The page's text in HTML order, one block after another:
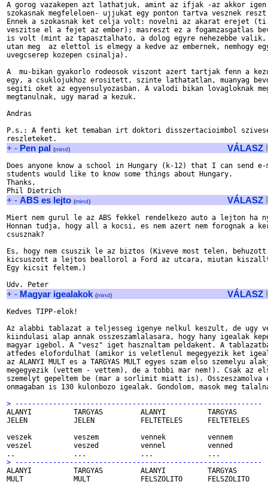
A gorog vazakepen azt lathatjuk, amint az ifjak -az akkor
szokasnak megfeleloen- ujjukat egy ponton tartva vesznek
Ennek a szokasnak ket celja volt: novelni az akarat erejet (ti.
veszitse el a fejet az ember); masreszt ez a fogamzasgatlas
is volt (mint az tapasztalhato, a dolog egyre nehezebbe
utan meg  az elettol is elmegy a kedve az embernek, nemhogy
uvegcserep kozepen csinalja).
A  mu-bikan gyakorlo rodeosok viszont azert tartjak fenn a
egy, a csuklojukhoz erositett, szinte lathatatlan, muanyag
segiti oket az egyensulyozasban. A valodi bikan lovagloknak
megtanulnak, ugy marad a kezuk.
Andras
P.s.: A fenti ket temaban irt doktori disszertacioimbol
+ - Pen pal (mind) VÁLASZ
Does anyone know a school in Hungary (k-12) that I can send
students would like to know some things about Hungary.
Thanks,
+ - ABS es lejto (mind) VÁLASZ
Miert nem gurul le az ABS fekkel rendelkezo auto a lejton ha
Honnan tudja, hogy all a kocsi, es nem azert nem forognak a
csusznak?
Es, hogy nem csuszik le az biztos (Kiveve most telen,
kicsuszott a lejtos beallorol a Ford az utcara, miutan
Egy kicsit feltem.)
+ - Magyar igealakok (mind) VÁLASZ
Kedves TIPP-elok!
Az alabbi tablazat a teljesseg igenye nelkul keszult, de ugy
kiindulasi alap annak osszeszamlalasara, hogy hany igealak
magyar igebol. A "vesz" iget hasznaltam peldakent. A
atfedes elofordulhat (amikor is veletlenul megegyezik ket
az ALANYI MULT es a TARGYAS MULT egyes szam elso szemelyu
megegyezik (vettem - vettem), de a tobbi mar nem!). Csak az
szemelyt gepeltem be (mar a sorlimit miatt is). Osszeszamolva
onmagaban is 130 kulonbozo igealak. Gondolom, masok meg
ALANYI		TARGYAS		ALANYI		TARGYAS		szama:
JELEN		JELEN		FELTETELES	FELTETELES
veszek		veszem		vennek		vennem
veszel		veszed		vennel		venned
> -----------------------------------------------------------
ALANYI		TARGYAS		ALANYI		TARGYAS
MULT		MULT		FELSZOLITO	FELSZOLITO